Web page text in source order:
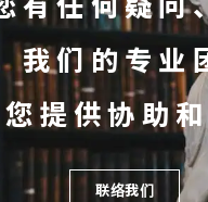
我们的专业
提供协助
联络我们